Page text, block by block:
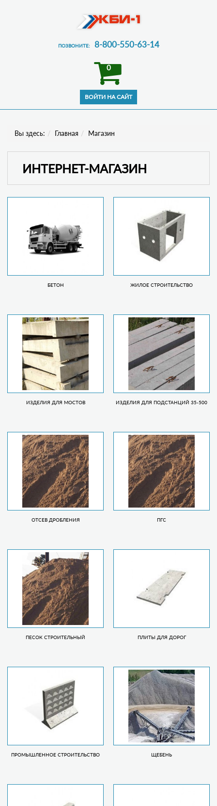
ПОЗВОНИТЕ: 8-800-550-63-14
0
Вы здесь: Главная Магазин
ИНТЕРНЕТ-МАГАЗИН
БЕТОН ЖИЛОЕ СТРОИТЕЛЬСТВО
ИЗДЕЛИЯ ДЛЯ МОСТОВ ИЗДЕЛИЯ ДЛЯ ПОДСТАНЦИЙ 35-500
ОТСЕВ ДРОБЛЕНИЯ ПГС
ПЕСОК СТРОИТЕЛЬНЫЙ ПЛИТЫ ДЛЯ ДОРОГ
ПРОМЫШЛЕННОЕ СТРОИТЕЛЬСТВО ЩЕБЕНЬ